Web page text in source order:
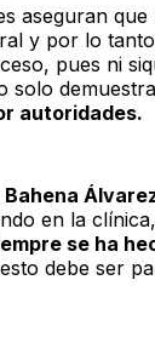
aseguran
y por lo
pues ni
solo
autoridades.
en la
se ha
debe ser